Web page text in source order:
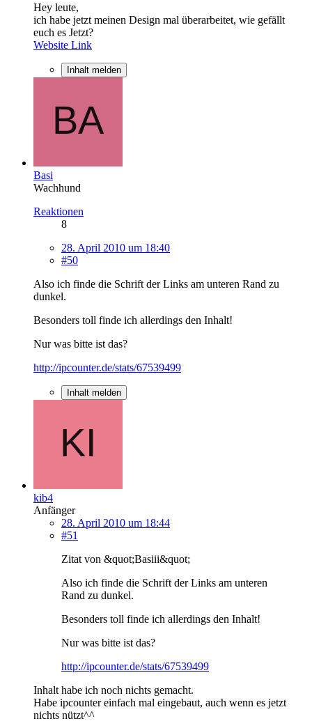
Hey leute,
ich habe jetzt meinen Design mal überarbeitet, wie gefällt
euch es Jetzt?
Website Link
Inhalt melden
Basi
Wachhund
Reaktionen
8
28. April 2010 um 18:40
#50
Also ich finde die Schrift der Links am unteren Rand zu
dunkel.
Besonders toll finde ich allerdings den Inhalt!
Nur was bitte ist das?
http://ipcounter.de/stats/67539499
Inhalt melden
kib4
Anfänger
28. April 2010 um 18:44
#51
Zitat von &quot;Basiii&quot;
Also ich finde die Schrift der Links am unteren
Rand zu dunkel.
Besonders toll finde ich allerdings den Inhalt!
Nur was bitte ist das?
http://ipcounter.de/stats/67539499
Inhalt habe ich noch nichts gemacht.
Habe ipcounter einfach mal eingebaut, auch wenn es jetzt
nichts nützt^^